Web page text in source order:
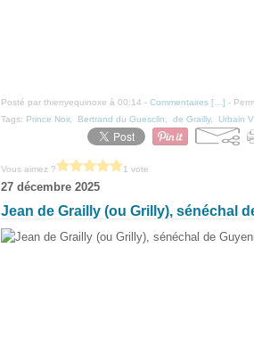
Posté par thierryequinoxe à 00:14 - Commentaires [ ] -
Tags: Prince Noir, Bertrand du Guesclin de Grailly, Urbain V
Vous aimez ? 1 vote
27 décembre 2025
Jean de Grailly (ou Grilly), sénéchal